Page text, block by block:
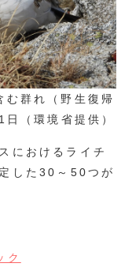
む群れ（野生復帰
（環境省提供）
におけるライチ
した30～50つが
ク